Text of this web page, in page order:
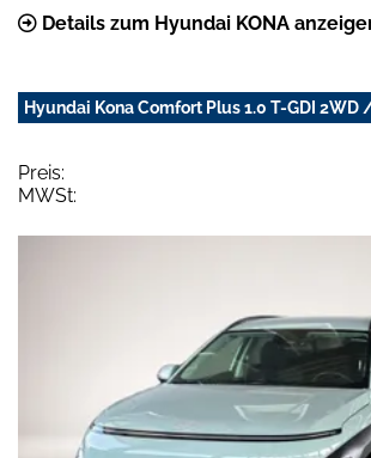
Details zum Hyundai KONA
Hyundai Kona Comfort Plus 1.0 T-GDI
Preis:
MWSt: